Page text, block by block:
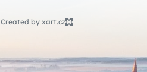
Created by xart.cz